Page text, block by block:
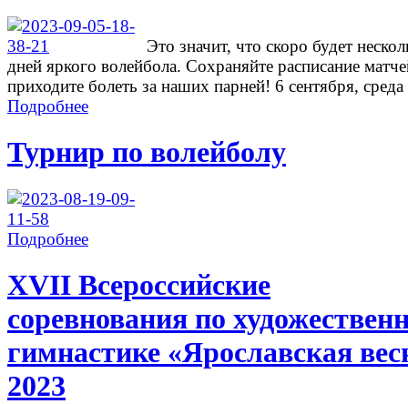
Это значит, что скоро будет
дней яркого волейбола. Сохраняйте расписание
приходите болеть за наших парней! 6 сентября, среда
Подробнее
Турнир по волейболу
Подробнее
ХVII Всероссийские
соревнования по
гимнастике «Ярославская
2023